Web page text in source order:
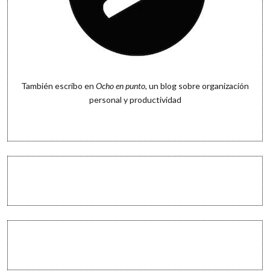
También escribo en Ocho en punto, un blog sobre organización
personal y productividad